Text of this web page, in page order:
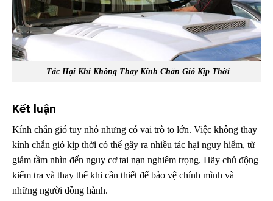
Tác Hại Khi Không Thay Kính Chắn Gió Kịp Thời
Kết luận
Kính chắn gió tuy nhỏ nhưng có vai trò to lớn. Việc không thay
kính chắn gió kịp thời có thể gây ra nhiều tác hại nguy hiểm, từ
giảm tầm nhìn đến nguy cơ tai nạn nghiêm trọng. Hãy chủ động
kiểm tra và thay thế khi cần thiết để bảo vệ chính mình và
những người đồng hành.